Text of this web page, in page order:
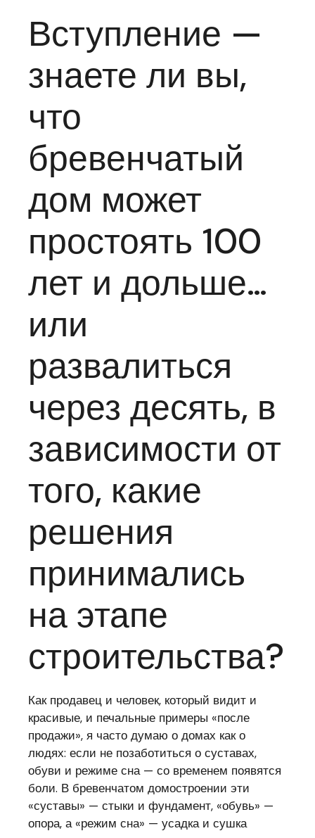
Вступление —
знаете ли вы,
что
бревенчатый
дом может
простоять 100
лет и дольше…
или
развалиться
через десять, в
зависимости от
того, какие
решения
принимались
на этапе
строительства?
Как продавец и человек, который видит и
красивые, и печальные примеры «после
продажи», я часто думаю о домах как о
людях: если не позаботиться о суставах,
обуви и режиме сна — со временем появятся
боли. В бревенчатом домостроении эти
«суставы» — стыки и фундамент, «обувь» —
опора, а «режим сна» — усадка и сушка